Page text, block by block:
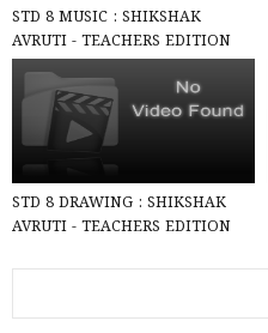
STD 8 MUSIC : SHIKSHAK
AVRUTI - TEACHERS EDITION
PDF (SEM-1/2) According to
NCE...
STD 8 DRAWING : SHIKSHAK
AVRUTI - TEACHERS EDITION